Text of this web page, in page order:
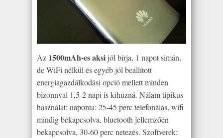
Az 1500mAh-es aksi jól bírja, 1 napot simán,
de WiFi nélkül és egyéb jól beállított
energiagazdálkodási opció mellett minden
bizonnyal 1,5-2 napi is kihúzná. Nálam tipikus
használat: naponta: 25-45 perc telefonálás, wifi
mindig bekapcsolva, bluetooth jellemzően
bekapcsolva, 30-60 perc netezés. Szoftverek: